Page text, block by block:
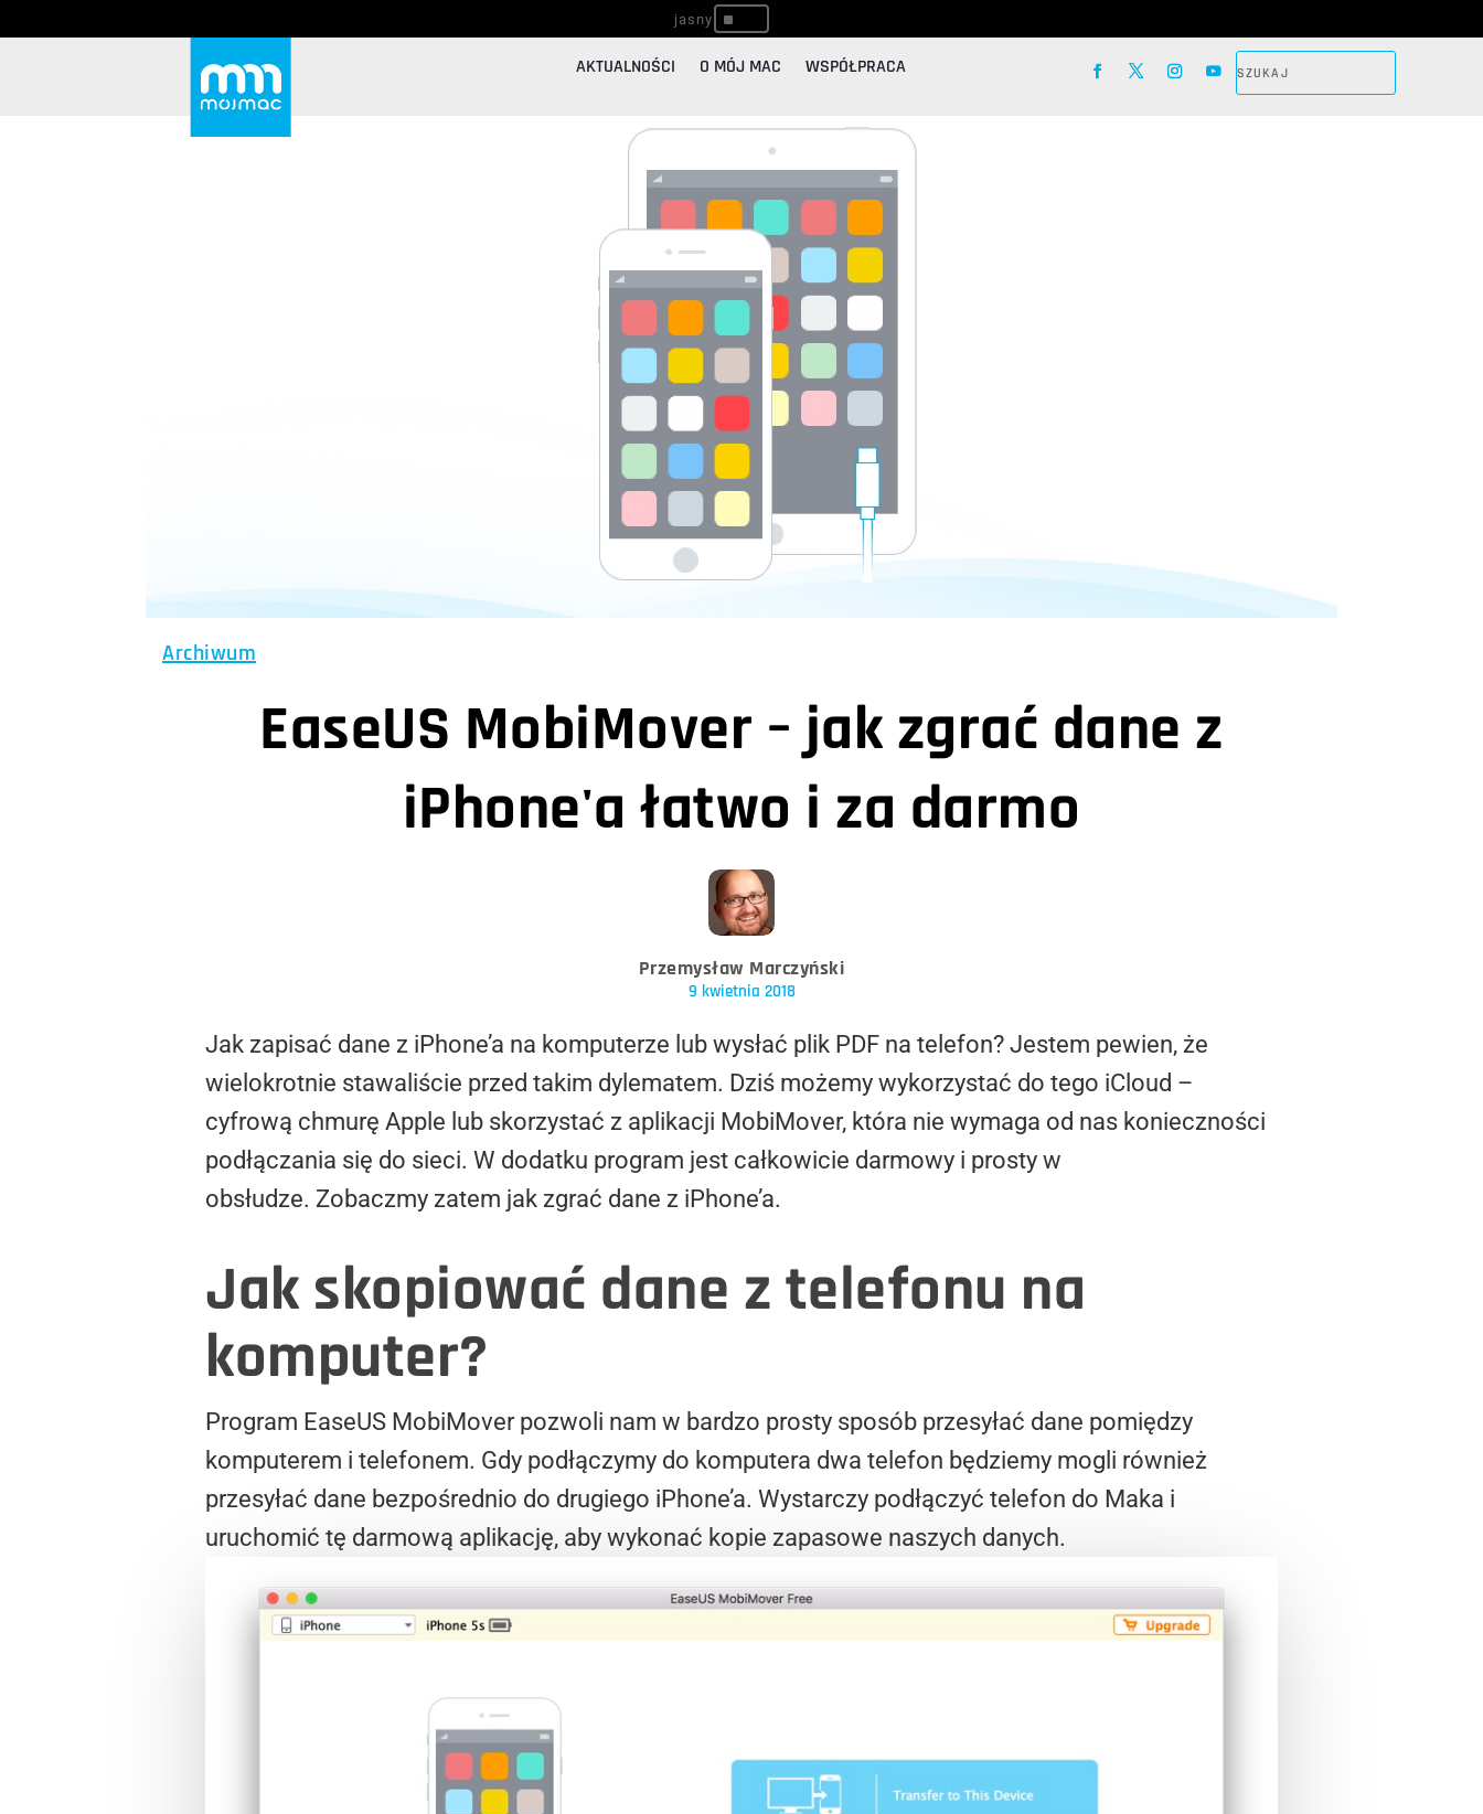
^
AKTUALNOŚCI O MÓJ MAC WSPÓŁPRACA
Archiwum
EaseUS MobiMover – jak zgrać dane z
iPhone'a łatwo i za darmo
Przemysław Marczyński
9 kwietnia 2018
Jak zapisać dane z iPhone’a na komputerze lub wysłać plik PDF na telefon? Jestem pewien, że
wielokrotnie stawaliście przed takim dylematem. Dziś możemy wykorzystać do tego iCloud –
cyfrową chmurę Apple lub skorzystać z aplikacji MobiMover, która nie wymaga od nas konieczności
podłączania się do sieci. W dodatku program jest całkowicie darmowy i prosty w
obsłudze. Zobaczmy zatem jak zgrać dane z iPhone’a.
Jak skopiować dane z telefonu na
komputer?
Program EaseUS MobiMover pozwoli nam w bardzo prosty sposób przesyłać dane pomiędzy
komputerem i telefonem. Gdy podłączymy do komputera dwa telefon będziemy mogli również
przesyłać dane bezpośrednio do drugiego iPhone’a. Wystarczy podłączyć telefon do Maka i
uruchomić tę darmową aplikację, aby wykonać kopie zapasowe naszych danych.